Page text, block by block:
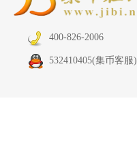
400-826-2006
532410405(集币客服)